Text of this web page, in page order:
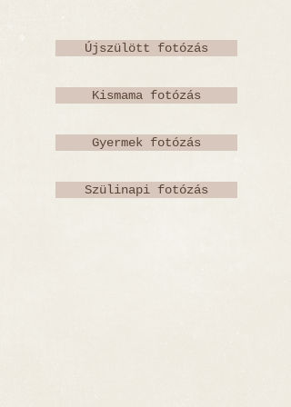
Újszülött fotózás
Kismama fotózás
Gyermek fotózás
Szülinapi fotózás